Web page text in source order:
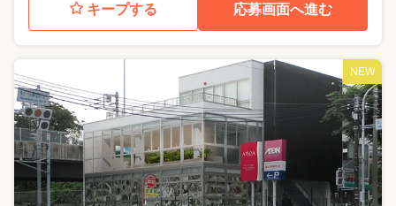
キープする 応募画面へ進む
NEW